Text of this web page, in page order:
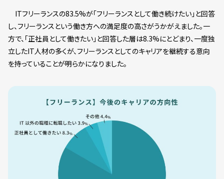
ITフリーランスの83.5%が「フリーランスとして働き続けたい」と回答
し、フリーランスという働き方への満足度の高さがうかがえました。一
方で、「正社員として働きたい」と回答した層は8.3%にとどまり、一度独
立したIT人材の多くが、フリーランスとしてのキャリアを継続する意向
を持っていることが明らかになりました。